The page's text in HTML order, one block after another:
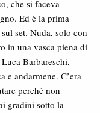
che si faceva
Ed è la prima
set. Nuda, solo con
in una vasca piena di
Barbareschi,
e andarmene. C’era
perché non
gradini sotto la